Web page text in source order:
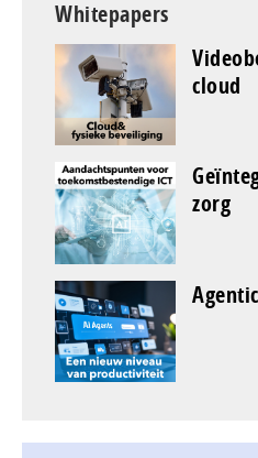
Whitepapers
cloud
zorg